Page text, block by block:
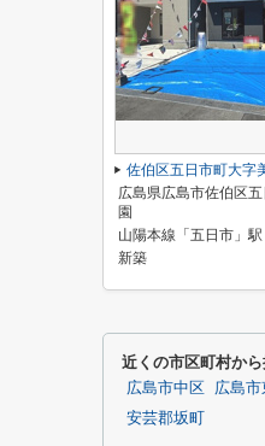
広島県広島市佐伯区
園
山陽本線「五日市」
新築
近くの市区町村か
広島市中区 広島市
安芸郡坂町